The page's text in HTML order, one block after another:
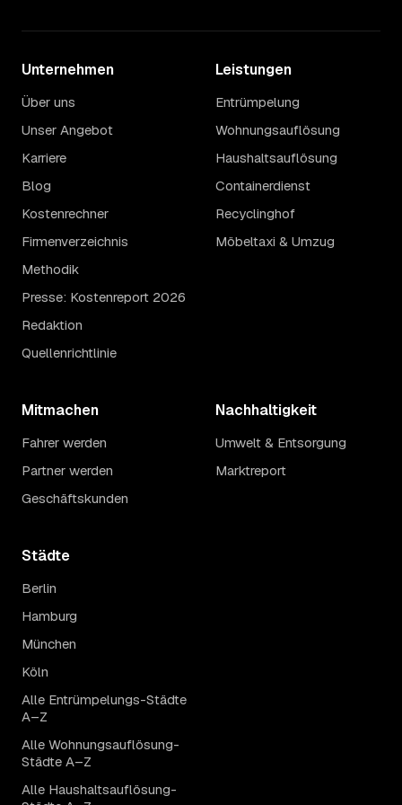
Unternehmen
Über uns
Unser Angebot
Karriere
Blog
Kostenrechner
Firmenverzeichnis
Methodik
Presse: Kostenreport 2026
Redaktion
Quellenrichtlinie
Leistungen
Entrümpelung
Wohnungsauflösung
Haushaltsauflösung
Containerdienst
Recyclinghof
Möbeltaxi & Umzug
Mitmachen
Fahrer werden
Partner werden
Geschäftskunden
Nachhaltigkeit
Umwelt & Entsorgung
Marktreport
Städte
Berlin
Hamburg
München
Köln
Alle Entrümpelungs-Städte
A–Z
Alle Wohnungsauflösung-
Städte A–Z
Alle Haushaltsauflösung-